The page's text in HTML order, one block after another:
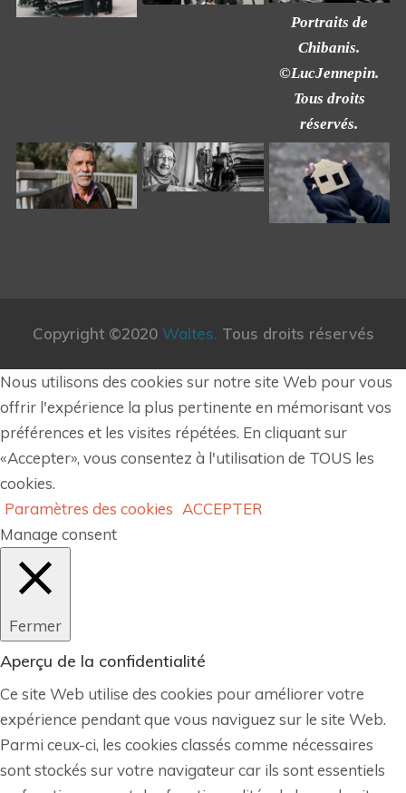
Portraits de
Chibanis.
©LucJennepin.
Tous droits
réservés.
Copyright ©2020 Waltes. Tous droits réservés
Nous utilisons des cookies sur notre site Web pour vous
offrir l'expérience la plus pertinente en mémorisant vos
préférences et les visites répétées. En cliquant sur
«Accepter», vous consentez à l'utilisation de TOUS les
cookies.
Paramètres des cookies ACCEPTER
Manage consent
Fermer
Aperçu de la confidentialité
Ce site Web utilise des cookies pour améliorer votre
expérience pendant que vous naviguez sur le site Web.
Parmi ceux-ci, les cookies classés comme nécessaires
sont stockés sur votre navigateur car ils sont essentiels